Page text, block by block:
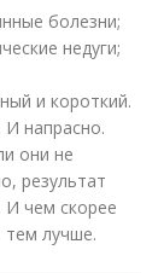
болезни;
недуги;
и короткий.
напрасно.
они не
результат
И чем скорее
тем лучше.